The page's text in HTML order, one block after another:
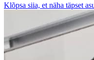
Klõpsa siia, et näha täpset